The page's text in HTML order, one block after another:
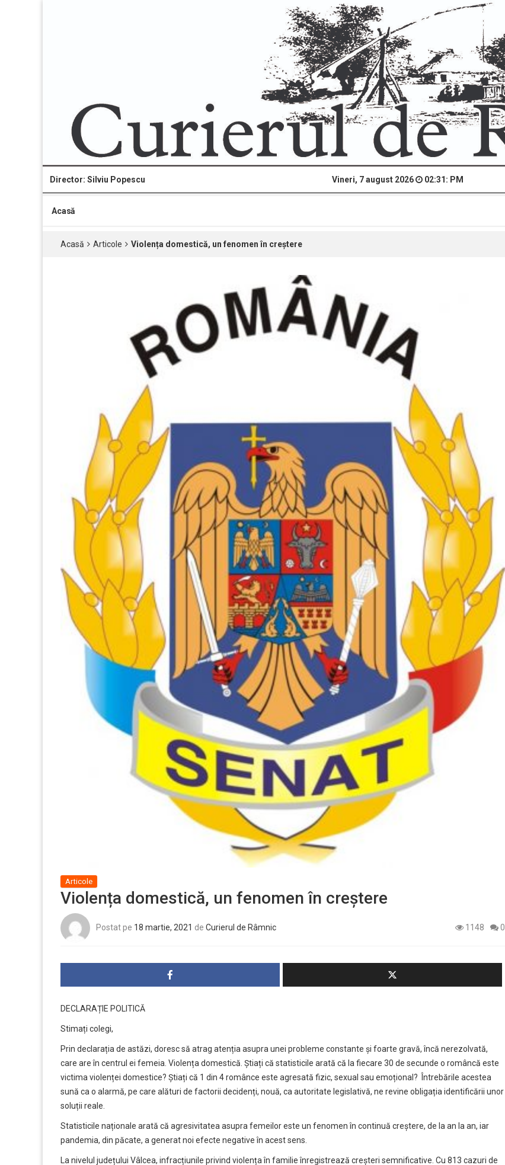
Director: Silviu Popescu Vineri, 7 august 2026 02:31: PM
Acasă
Acasă Articole Violența domestică, un fenomen în creștere
Articole
Violența domestică, un fenomen în creștere
Postat pe 18 martie, 2021 de Curierul de Râmnic 1148 0
DECLARAȚIE POLITICĂ
Stimați colegi,
Prin declarația de astăzi, doresc să atrag atenția asupra unei probleme constante și foarte gravă, încă nerezolvată,
care are în centrul ei femeia. Violența domestică. Știați că statisticile arată că la fiecare 30 de secunde o româncă este
victima violenței domestice? Știați că 1 din 4 românce este agresată fizic, sexual sau emoțional? Întrebările acestea
sună ca o alarmă, pe care alături de factorii decidenți, nouă, ca autoritate legislativă, ne revine obligația identificării unor
soluții reale.
Statisticile naționale arată că agresivitatea asupra femeilor este un fenomen în continuă creștere, de la an la an, iar
pandemia, din păcate, a generat noi efecte negative în acest sens.
La nivelul județului Vâlcea, infracțiunile privind violența în familie înregistrează creșteri semnificative. Cu 813 cazuri de